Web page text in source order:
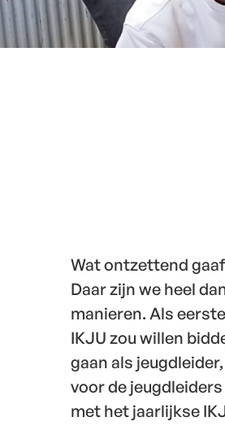
Wat ontzettend
Daar zijn we heel
manieren. Als
IKJU zou willen
gaan als
voor de
met het jaarlijkse